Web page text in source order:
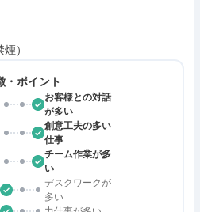
）
・ポイント
お客様との対話
が多い
創意工夫の多い
仕事
チーム作業が多
い
デスクワークが
多い